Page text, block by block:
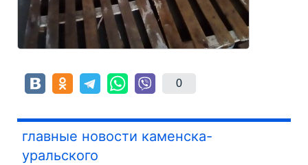
0
главные новости каменска-
уральского